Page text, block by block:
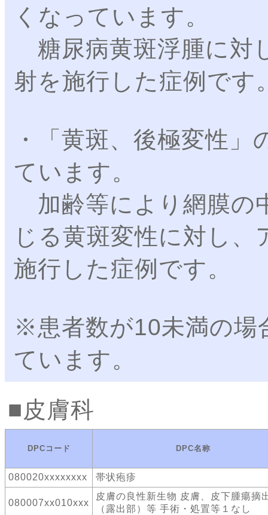
くなっています。
糖尿病黄斑浮腫に対
射を施行した症例です
・「黄斑、後極変性
ています。
加齢等により網膜の
じる黄斑変性に対し
施行した症例です。
※患者数が10未満の場
ています。
皮膚科
DPCコード DPC名称
080020xxxxxxxx 帯状疱疹
080007xx010xxx
皮膚の良性新生物 皮膚、皮下腫瘍摘
（露出部）等 手術・処置等１なし